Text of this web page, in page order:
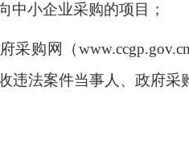
中小企业采购的项目；
采购网（www.ccgp.gov.cn
违法案件当事人、政府采